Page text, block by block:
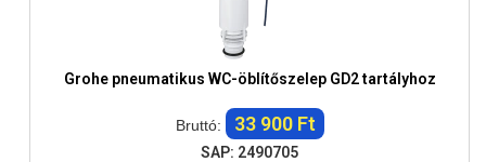
Grohe pneumatikus WC-öblítőszelep GD2 tartályhoz
Bruttó: 33 900 Ft
SAP: 2490705